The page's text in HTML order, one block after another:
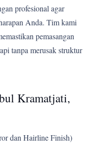
profesional agar
Anda. Tim kami
pemasangan
tanpa merusak struktur
Kramatjati,
dan Hairline Finish)